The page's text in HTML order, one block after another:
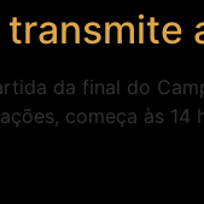
da final do
começa às